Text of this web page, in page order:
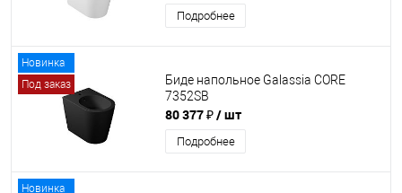
Подробнее
Новинка
Под заказ
Биде напольное Galassia CORE
7352SB
80 377 ₽/ шт
Подробнее
Новинка